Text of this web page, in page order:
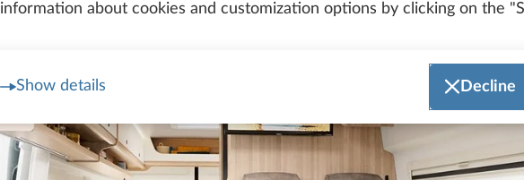
information about cookies and customization options by clicking on the
Show details Decline